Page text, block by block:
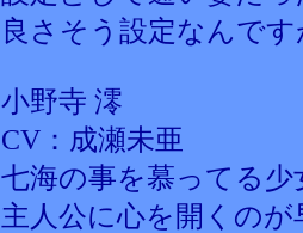
良さそう設定なんで
小野寺 澪
CV：成瀬未亜
七海の事を慕ってる
主人公に心を開くの